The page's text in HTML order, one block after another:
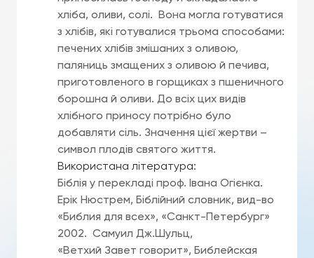
хліба, оливи, солі. Вона могла готуватися
з хлібів, які готувалися трьома способами:
печених хлібів змішаних з оливою,
паляниць змащених з оливою й печива,
приготовленого в горщиках з пшеничного
борошна й оливи. До всіх цих видів
хлібного приносу потрібно було
добавляти сіль. Значення цієї жертви –
символ плодів святого життя.
Використана література:
Біблія у перекладі проф. Івана Огієнка.
Ерік Нюстрем, Біблійний словник, вид-во
«Библия для всех», «Санкт-Петербург»
2002. Самуил Дж.Шульц,
«Ветхий Завет говорит», Библейская